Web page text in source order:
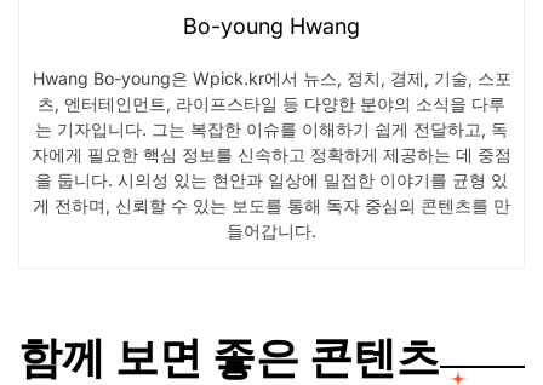
Bo-young Hwang
Hwang Bo-young은 Wpick.kr에서 뉴스, 정치, 경제, 기술, 스포
츠, 엔터테인먼트, 라이프스타일 등 다양한 분야의 소식을 다루
는 기자입니다. 그는 복잡한 이슈를 이해하기 쉽게 전달하고, 독
자에게 필요한 핵심 정보를 신속하고 정확하게 제공하는 데 중점
을 둡니다. 시의성 있는 현안과 일상에 밀접한 이야기를 균형 있
게 전하며, 신뢰할 수 있는 보도를 통해 독자 중심의 콘텐츠를 만
들어갑니다.
함께 보면 좋은 콘텐츠